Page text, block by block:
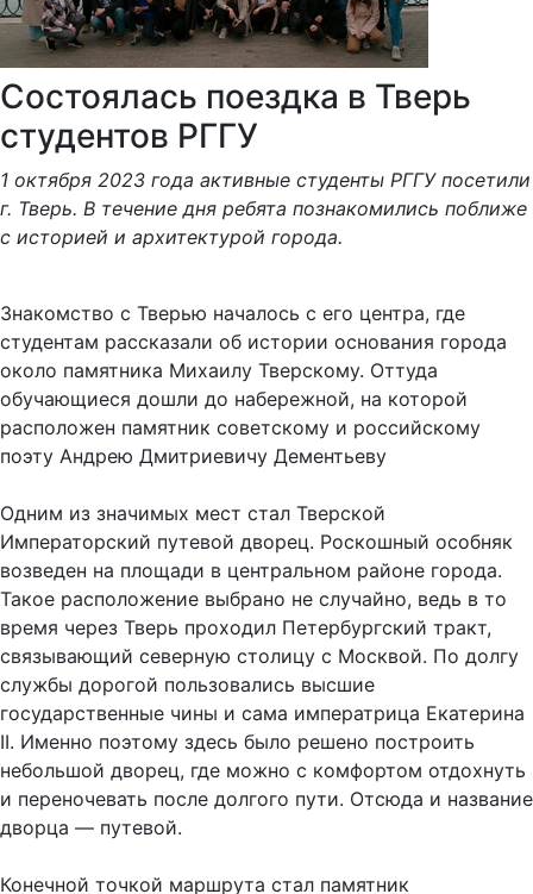
Состоялась поездка в Тверь
студентов РГГУ
1 октября 2023 года активные студенты РГГУ посетили
г. Тверь. В течение дня ребята познакомились поближе
с историей и архитектурой города.
Знакомство с Тверью началось с его центра, где
студентам рассказали об истории основания города
около памятника Михаилу Тверскому. Оттуда
обучающиеся дошли до набережной, на которой
расположен памятник советскому и российскому
поэту Андрею Дмитриевичу Дементьеву
Одним из значимых мест стал Тверской
Императорский путевой дворец. Роскошный особняк
возведен на площади в центральном районе города.
Такое расположение выбрано не случайно, ведь в то
время через Тверь проходил Петербургский тракт,
связывающий северную столицу с Москвой. По долгу
службы дорогой пользовались высшие
государственные чины и сама императрица Екатерина
II. Именно поэтому здесь было решено построить
небольшой дворец, где можно с комфортом отдохнуть
и переночевать после долгого пути. Отсюда и название
дворца — путевой.
Конечной точкой маршрута стал памятник